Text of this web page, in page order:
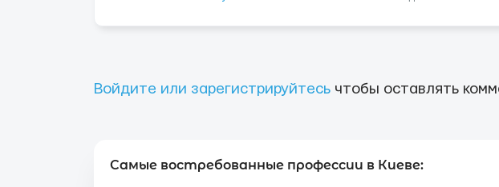
Войдите или зарегистрируйтесь чтобы оставлять
Самые востребованные профессии в Киеве: